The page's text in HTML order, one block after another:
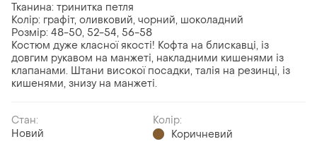
Тканина: тринитка петля
Колір: графіт, оливковий, чорний, шоколадний
Розмір: 48-50, 52-54, 56-58
Костюм дуже класної якості! Кофта на блискавці, із
довгим рукавом на манжеті, накладними кишенями із
клапанами. Штани високої посадки, талія на резинці, із
кишенями, знизу на манжеті.
Стан:
Новий
Колір:
Коричневий